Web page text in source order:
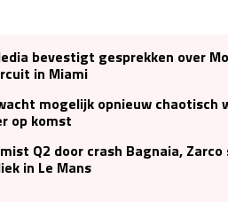
bevestigt gesprekken over
in Miami
mogelijk opnieuw chaotisch
op komst
Q2 door crash Bagnaia,
in Le Mans